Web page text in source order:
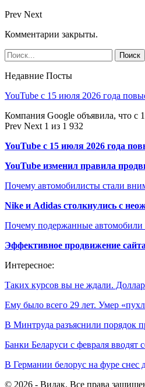
Prev Next
Комментарии закрыты.
Недавние Посты
YouTube с 15 июля 2026 года
Компания Google объявила, что с
Prev Next 1 из 1 932
YouTube с 15 июля 2026 года
YouTube изменил правила
Почему автомобилисты стали
Nike и Adidas столкнулись с
Почему подержанные автомобили
Эффективное продвижение
Интересное:
Таких курсов вы не ждали.
Ему было всего 29 лет. Умер
В Минтруда разъяснили порядок
Банки Беларуси с февраля вводят
В Германии белорус на фуре снес
© 2026 - Видак. Все права